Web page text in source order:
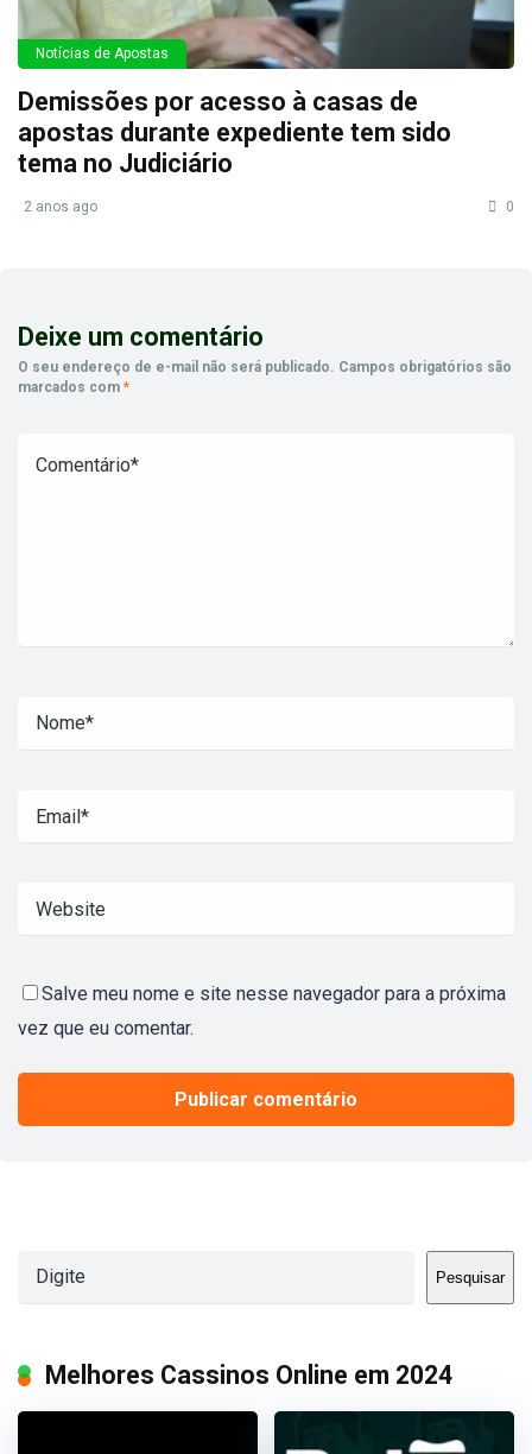
Notícias de Apostas
Demissões por acesso à casas de
apostas durante expediente tem sido
tema no Judiciário
2 anos ago 0
Deixe um comentário
O seu endereço de e-mail não será publicado. Campos obrigatórios são
marcados com *
Salve meu nome e site nesse navegador para a próxima
vez que eu comentar.
Pesquisar
Melhores Cassinos Online em 2024